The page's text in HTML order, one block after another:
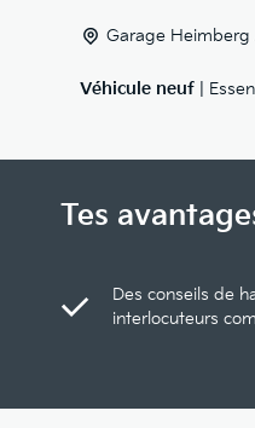
Garage Heimberg
Véhicule neuf |
Tes
Des conseils de
interlocuteurs